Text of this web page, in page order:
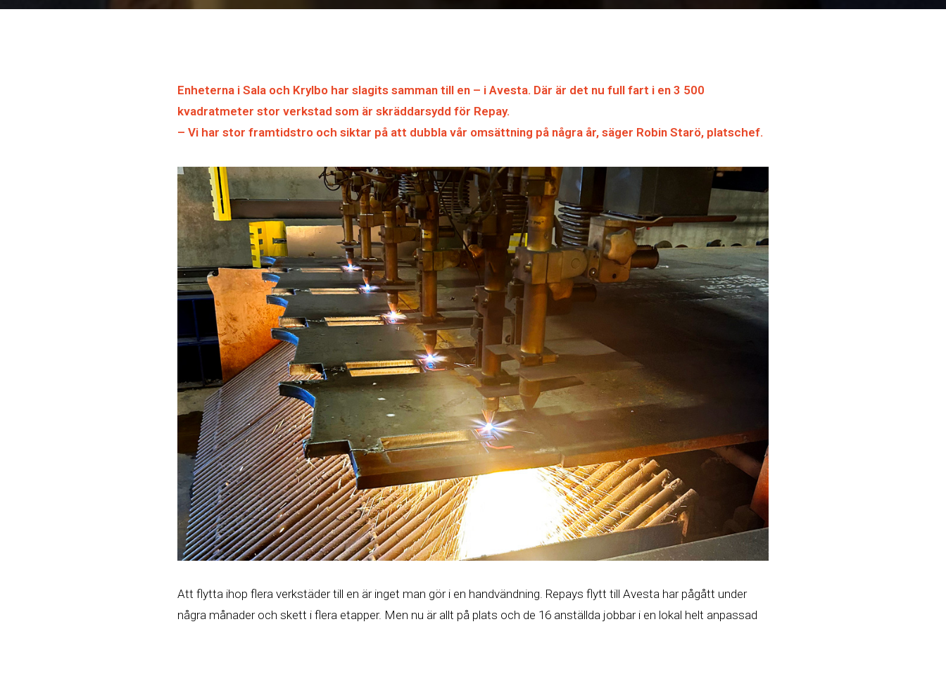
Enheterna i Sala och Krylbo har slagits samman till en – i Avesta. Där är det nu full fart i en 3 500
kvadratmeter stor verkstad som är skräddarsydd för Repay.
– Vi har stor framtidstro och siktar på att dubbla vår omsättning på några år, säger Robin Starö, platschef.
Att flytta ihop flera verkstäder till en är inget man gör i en handvändning. Repays flytt till Avesta har pågått under
några månader och skett i flera etapper. Men nu är allt på plats och de 16 anställda jobbar i en lokal helt anpassad